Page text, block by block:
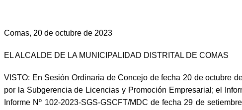
Comas, 20 de octubre de 2023
EL ALCALDE DE LA MUNICIPALIDAD DISTRITAL DE COMAS
VISTO: En Sesión Ordinaria de Concejo de fecha 20 de octubre
por la Subgerencia de Licencias y Promoción Empresarial; el
Informe Nº 102-2023-SGS-GSCFT/MDC de fecha 29 de